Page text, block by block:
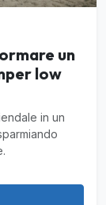
un
low
in un